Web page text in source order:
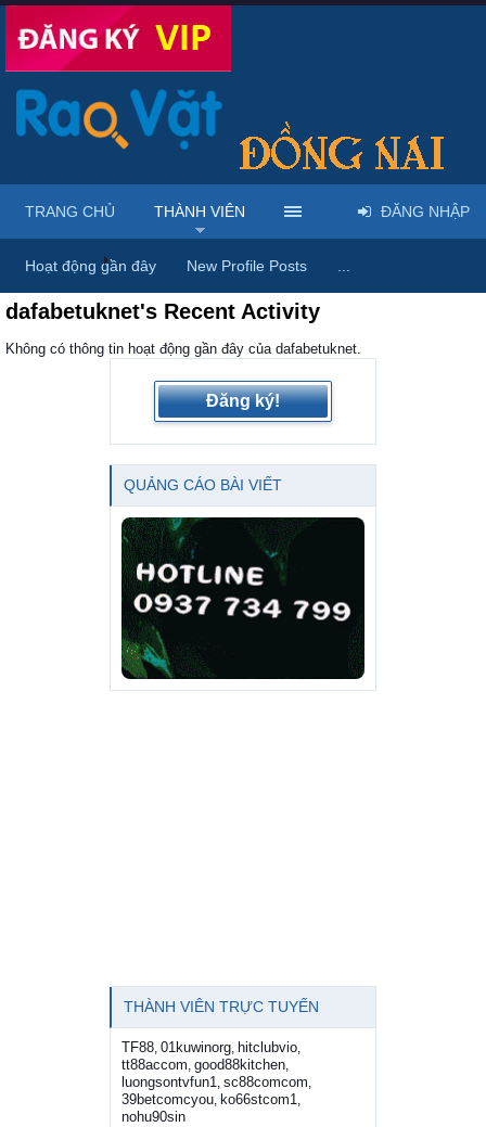
Trang chủ Thành viên
dafabetuknet's Recent Activity
Không có thông tin hoạt động gần đây của dafabetuknet.
Đăng ký!
QUẢNG CÁO BÀI VIẾT
THÀNH VIÊN TRỰC TUYẾN
TF88, 01kuwinorg, hitclubvio,
tt88accom, good88kitchen,
luongsontvfun1, sc88comcom,
39betcomcyou, ko66stcom1,
nohu90sin
TRANG CHỦ THÀNH VIÊN
Hoạt động gần đây New Profile Posts
ĐĂNG NHẬP